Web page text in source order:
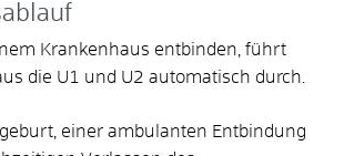
Krankenhaus entbinden, führt
die U1 und U2 automatisch durch.
einer ambulanten Entbindung